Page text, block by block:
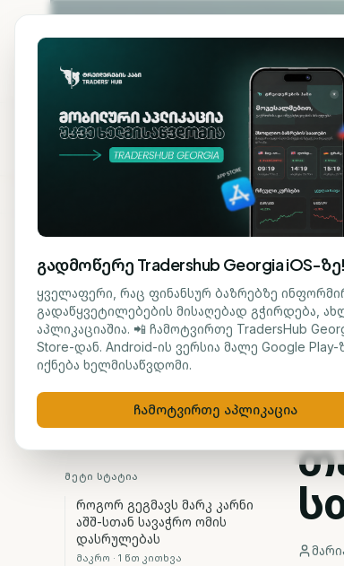
გადადი ძირითად შინაარსზე
მთავარი
ჩვენ
ბლოგზე დაბრუნება
მარიამ ქადარია
ᲟᲣᲠᲜᲐᲚᲘᲡᲢᲘ
ᲛᲔᲢᲘ ᲡᲢᲐᲢᲘᲐ
როგორ გეგმავს მარკ კარნი
აშშ-სთან სავაჭრო ომის
დასრულებას
მაკრო · 1 წთ კითხვა
AI
გადმოწერე Tradershub Georgia iOS-ზე!
ყველაფერი, რაც ფინანსურ ბაზრებზე
გადაწყვეტილებების მისაღებად გჭირდება,
აპლიკაციაშია. 📲 ჩამოტვირთე TradersHub
Store-დან. Android-ის ვერსია მალე Google Play-
იქნება ხელმისაწვდომი.
ჩამოტვირთე აპლიკაცია